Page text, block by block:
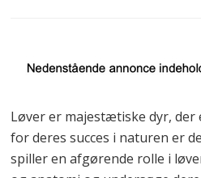
Løver er majestætiske dyr,
for deres succes i naturen er
spiller en afgørende rolle i